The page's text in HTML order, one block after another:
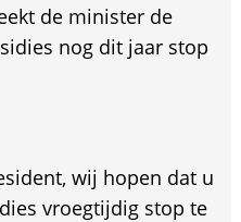
de minister de
nog dit jaar stop
wij hopen dat u
vroegtijdig stop te